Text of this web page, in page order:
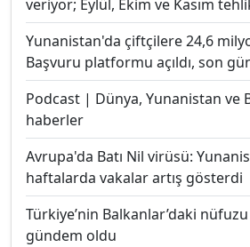
veriyor; Eylül, Ekim ve Kasım
Yunanistan'da çiftçilere 24,6
Başvuru platformu açıldı, son
Podcast | Dünya, Yunanistan ve
haberler
Avrupa'da Batı Nil virüsü:
haftalarda vakalar artış gösterdi
Türkiye’nin Balkanlar’daki
gündem oldu